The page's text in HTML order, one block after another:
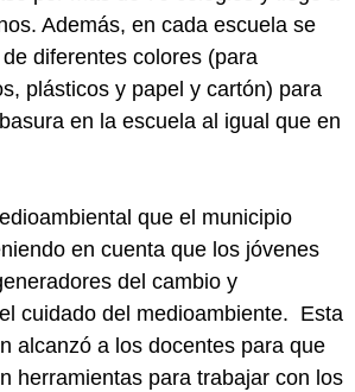
Además, en cada escuela se
diferentes colores (para
plásticos y papel y cartón) para
en la escuela al igual que en
que el municipio
en cuenta que los jóvenes
del cambio y
cuidado del medioambiente. Esta
alcanzó a los docentes para que
herramientas para trabajar con los